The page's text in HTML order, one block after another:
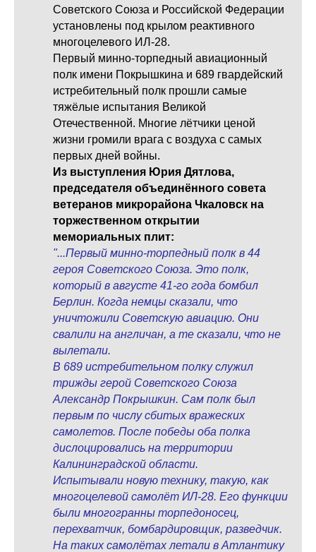
Советского Союза и Российской Федерации
установлены под крылом реактивного
многоцелевого ИЛ-28.
Первый минно-торпедный авиационный
полк имени Покрышкина и 689 гвардейский
истребительный полк прошли самые
тяжёлые испытания Великой
Отечественной. Многие лётчики ценой
жизни громили врага с воздуха с самых
первых дней войны.
Из выступления Юрия Дятлова,
председателя объединённого совета
ветеранов микрорайона Чкаловск на
торжественном открытии
мемориальных плит:
"...Первый минно-торпедный полк в 44
героя Советского Союза. Это полк,
который в августе 41-го года бомбил
Берлин. Когда немцы сказали, что
уничтожили Советскую авиацию. Они
свалили на англичан, а те сказали, что не
вылетали.
В 689 истребительном полку служил
трижды герой Советского Союза
Александр Покрышкин. Сам полк был
первым по числу сбитых вражеских
самолетов. После победы оба полка
дислоцировались на территории
Калининградской области.
Испытывали новую технику, такую, как
многоцелевой самолёт ИЛ-28. Его функции
были многогранны торпедоносец,
перехватчик, бомбардировщик, разведчик.
На таких самолётах летали в Атлантику